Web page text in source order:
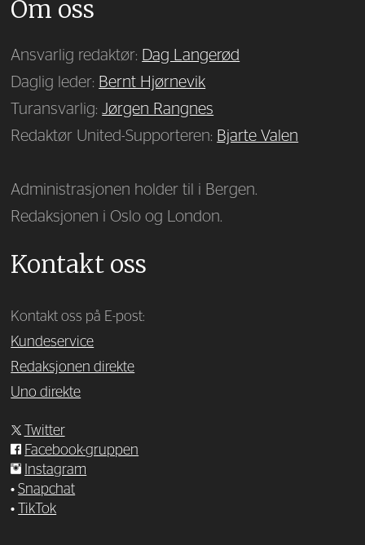
Om oss
Ansvarlig redaktør: Dag Langerød
Daglig leder: Bernt Hjørnevik
Turansvarlig:Jørgen Rangnes
Redaktør United-Supporteren: Bjarte Valen
Administrasjonen holder til i Bergen.
Redaksjonen i Oslo og London.
Kontakt oss
Kontakt oss på E-post:
Kundeservice
Redaksjonen direkte
Uno direkte
Twitter
Facebook-gruppen
Instagram
•Snapchat
•
TikTok